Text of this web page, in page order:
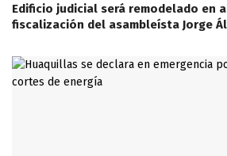
Edificio judicial será remodelado en
fiscalización del asambleísta Jorge